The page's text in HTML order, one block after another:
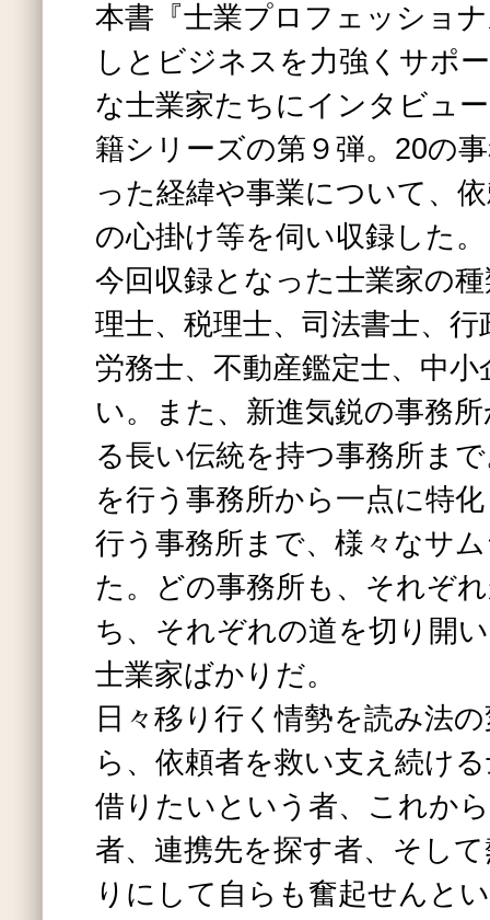
本書『士業プロフェッショ
しとビジネスを力強くサポ
な士業家たちにインタビュ
籍シリーズの第９弾。20の
った経緯や事業について、
の心掛け等を伺い収録した。
今回収録となった士業家の
理士、税理士、司法書士、
労務士、不動産鑑定士、中
い。また、新進気鋭の事務
る長い伝統を持つ事務所ま
を行う事務所から一点に特
行う事務所まで、様々なサ
た。どの事務所も、それぞ
ち、それぞれの道を切り開
士業家ばかりだ。
日々移り行く情勢を読み法
ら、依頼者を救い支え続け
借りたいという者、これか
者、連携先を探す者、そし
りにして自らも奮起せんと